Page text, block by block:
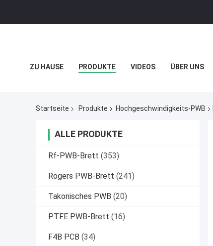
ZU HAUSE PRODUKTE VIDEOS ÜBER UNS
Startseite Produkte Hochgeschwindigkeits-PWB
ALLE PRODUKTE
Rf-PWB-Brett (353)
Rogers PWB-Brett (241)
Takonisches PWB (20)
PTFE PWB-Brett (16)
F4B PCB (34)